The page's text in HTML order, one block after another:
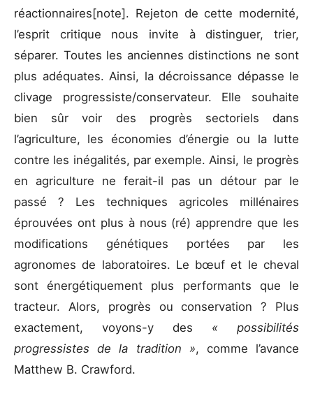
réactionnaires[note]. Rejeton de cette modernité,
l’esprit critique nous invite à distinguer, trier,
séparer. Toutes les anciennes distinctions ne sont
plus adéquates. Ainsi, la décroissance dépasse le
clivage progressiste/conservateur. Elle souhaite
bien sûr voir des progrès sectoriels dans
l’agriculture, les économies d’énergie ou la lutte
contre les inégalités, par exemple. Ainsi, le progrès
en agriculture ne ferait-il pas un détour par le
passé ? Les techniques agricoles millénaires
éprouvées ont plus à nous (ré) apprendre que les
modifications génétiques portées par les
agronomes de laboratoires. Le bœuf et le cheval
sont énergétiquement plus performants que le
tracteur. Alors, progrès ou conservation ? Plus
exactement, voyons-y des « possibilités
progressistes de la tradition », comme l’avance
Matthew B. Crawford.